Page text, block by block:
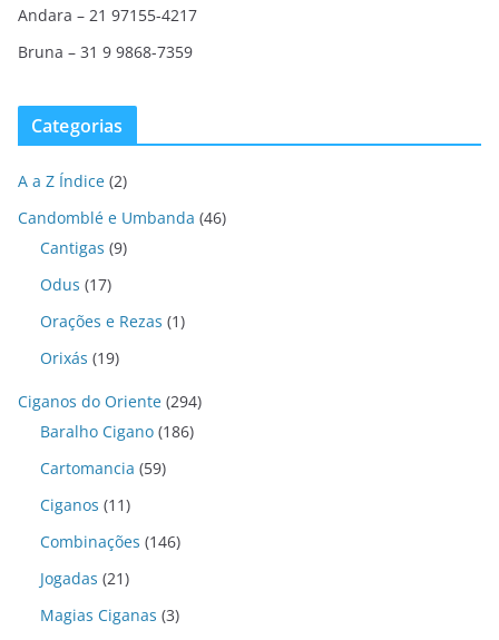
Andara – 21 97155-4217
Bruna – 31 9 9868-7359
Categorias
A a Z Índice (2)
Candomblé e Umbanda (46)
Cantigas (9)
Odus (17)
Orações e Rezas (1)
Orixás (19)
Ciganos do Oriente (294)
Baralho Cigano (186)
Cartomancia (59)
Ciganos (11)
Combinações (146)
Jogadas (21)
Magias Ciganas (3)